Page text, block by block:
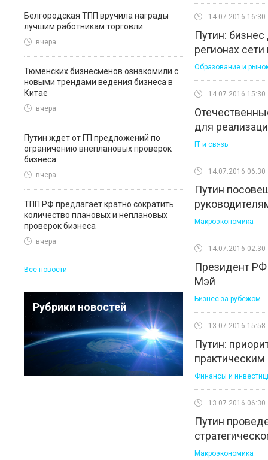
Белгородская ТПП вручила награды
лучшим работникам торговли
вчера
Тюменских бизнесменов ознакомили с
новыми трендами ведения бизнеса в
Китае
вчера
Путин ждет от ГП предложений по
ограничению внеплановых проверок
бизнеса
вчера
ТПП РФ предлагает кратно сократить
количество плановых и неплановых
проверок бизнеса
вчера
Все новости
Рубрики новостей
14.07.2016 16:30
Путин:
регионах
Образование и
14.07.2016 15:30
для
IT и связь
14.07.2016 06:30
Путин
Макроэкономика
14.07.2016 02:30
Президент
Мэй
Бизнес за рубежом
13.07.2016 15:58
Путин:
практическим
Финансы и
13.07.2016 06:30
Путин
Макроэкономика